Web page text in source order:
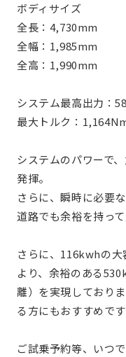
ボディサイズ
全長：4,730mm
全幅：1,985mm
全高：1,990mm
システム最高出力：
最大トルク：
システムのパワーで
発揮。
さらに、瞬時に必要
道路でも余裕を持っ
さらに、116kwhの
より、余裕のある
離）を実現しており
る方にもおすすめで
ご試乗予約等、いつ